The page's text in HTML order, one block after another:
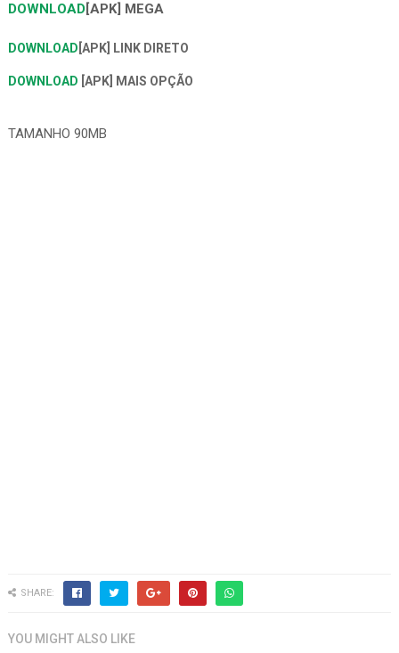
DOWNLOAD[APK] MEGA
DOWNLOAD [APK] LINK DIRETO
DOWNLOAD [APK] MAIS OPÇÃO
TAMANHO 90MB
SHARE:
YOU MIGHT ALSO LIKE